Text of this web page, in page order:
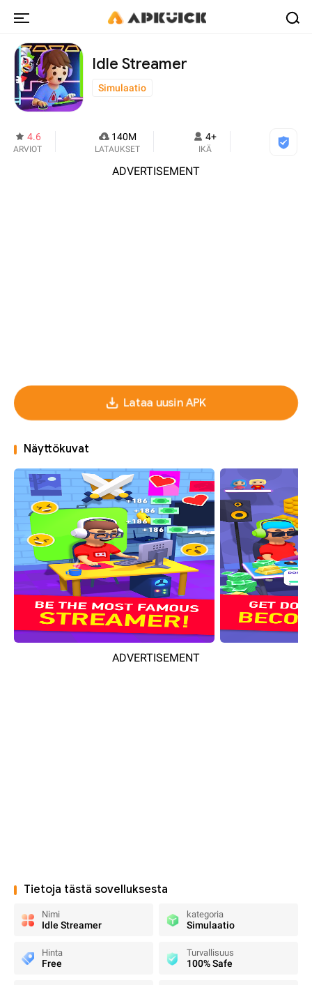
Idle Streamer
Simulaatio
4.6
ARVIOT
140M
LATAUKSET
4+
IKÄ
ADVERTISEMENT
Lataa uusin APK
Näyttökuvat
ADVERTISEMENT
Tietoja tästä sovelluksesta
Nimi
Idle Streamer
kategoria
Simulaatio
Hinta
Free
Turvallisuus
100% Safe